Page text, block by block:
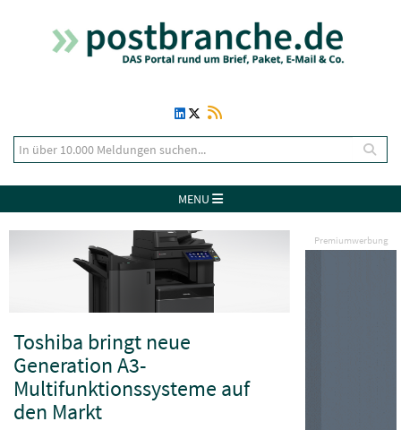
MENU
Premiumwerbung
Toshiba bringt neue
Generation A3-
Multifunktionssysteme auf
den Markt